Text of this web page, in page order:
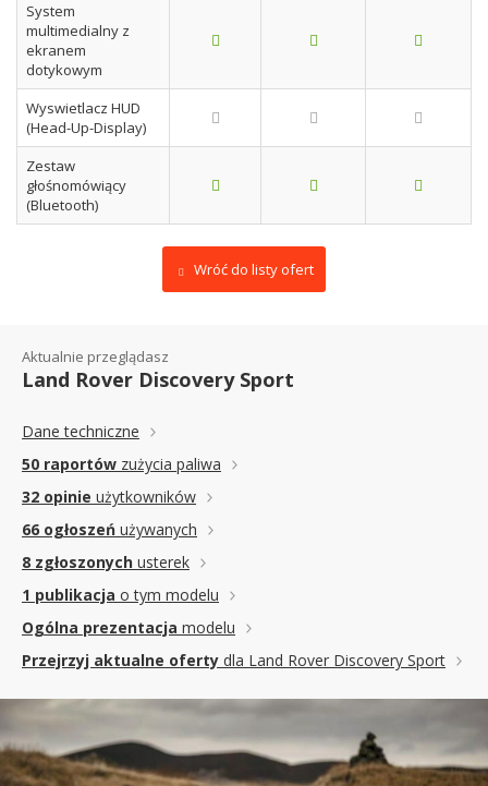
System
multimedialny z
ekranem
dotykowym
Wyswietlacz HUD
(Head-Up-Display)
Zestaw
głośnomówiący
(Bluetooth)
Wróć do listy ofert
Aktualnie przeglądasz
Land Rover Discovery Sport
Dane techniczne
50 raportów zużycia paliwa
32 opinie użytkowników
66 ogłoszeń używanych
8 zgłoszonych usterek
1 publikacja o tym modelu
Ogólna prezentacja modelu
Przejrzyj aktualne oferty dla Land Rover Discovery Sport